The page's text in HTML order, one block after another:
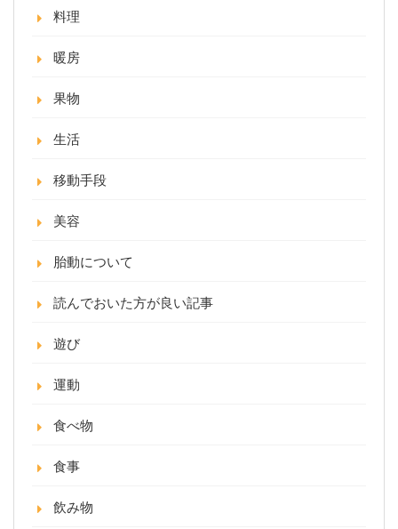
料理
暖房
果物
生活
移動手段
美容
胎動について
読んでおいた方が良い記事
遊び
運動
食べ物
食事
飲み物